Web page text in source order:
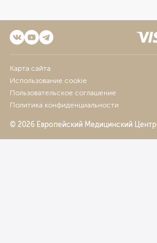
Карта сайта
Использование cookie
Пользовательское соглашение
Политика конфиденциальности
© 2026 Европейский Медицинский Центр